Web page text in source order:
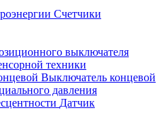
Счетчики
выключателя
техники
Выключатель концевой
давления
Датчик